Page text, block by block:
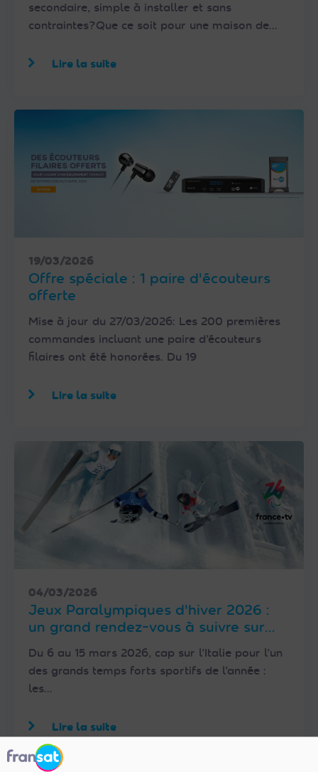
secondaire, simple à installer et sans
contraintes?Que ce soit pour une maison de…
Lire la suite
19/03/2026
Offre spéciale : 1 paire d'écouteurs
offerte
Mise à jour du 27/03/2026: Les 200 premières
commandes incluant une paire d’écouteurs
filaires ont été honorées. Du 19
Lire la suite
04/03/2026
Jeux Paralympiques d'hiver 2026 :
un grand rendez-vous à suivre sur
France 2 et France 3 avec FRANSAT
Du 6 au 15 mars 2026, cap sur l’Italie pour l’un
des grands temps forts sportifs de l’année :
les…
Lire la suite